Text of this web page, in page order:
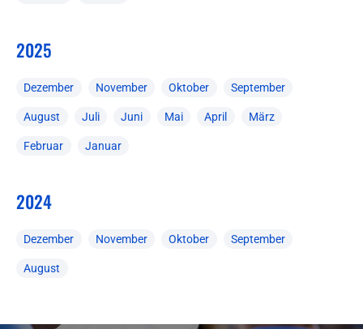
2025
Dezember November Oktober September
August Juli Juni Mai April März
Februar Januar
2024
Dezember November Oktober September
August